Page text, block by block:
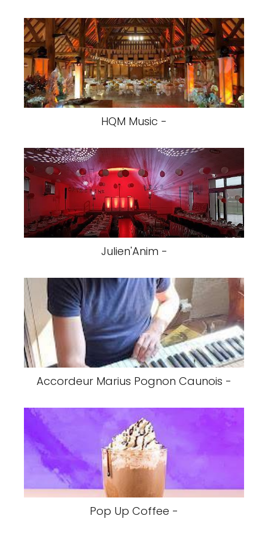
HQM Music -
Julien'Anim -
Accordeur Marius Pognon Caunois -
Pop Up Coffee -